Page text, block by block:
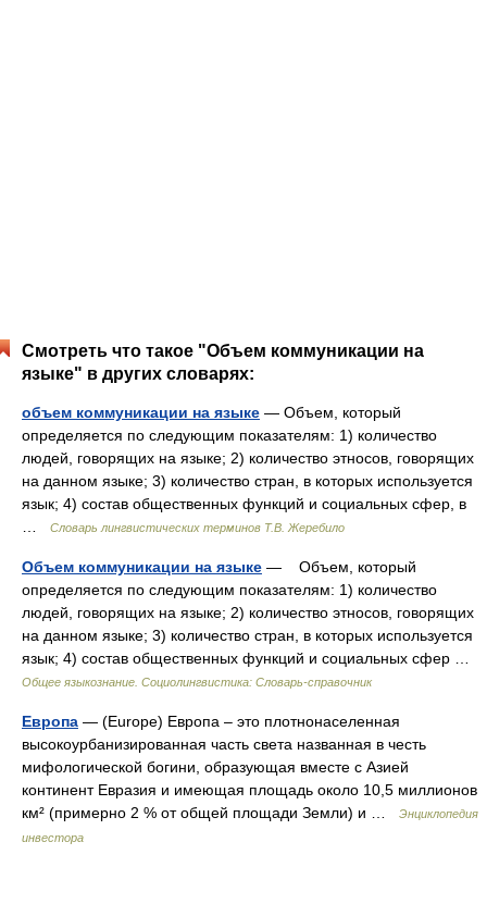
Смотреть что такое "Объем коммуникации на
языке" в других словарях:
объем коммуникации на языке — Объем, который
определяется по следующим показателям: 1) количество
людей, говорящих на языке; 2) количество этносов, говорящих
на данном языке; 3) количество стран, в которых используется
язык; 4) состав общественных функций и социальных сфер, в
Словарь лингвистических терминов Т.В. Жеребило
Объем коммуникации на языке — Объем, который
определяется по следующим показателям: 1) количество
людей, говорящих на языке; 2) количество этносов, говорящих
на данном языке; 3) количество стран, в которых используется
язык; 4) состав общественных функций и социальных сфер …
Общее языкознание. Социолингвистика: Словарь-справочник
Европа — (Europe) Европа – это плотнонаселенная
высокоурбанизированная часть света названная в честь
мифологической богини, образующая вместе с Азией
континент Евразия и имеющая площадь около 10,5 миллионов
км² (примерно 2 % от общей площади Земли) и …
Энциклопедия
инвестора